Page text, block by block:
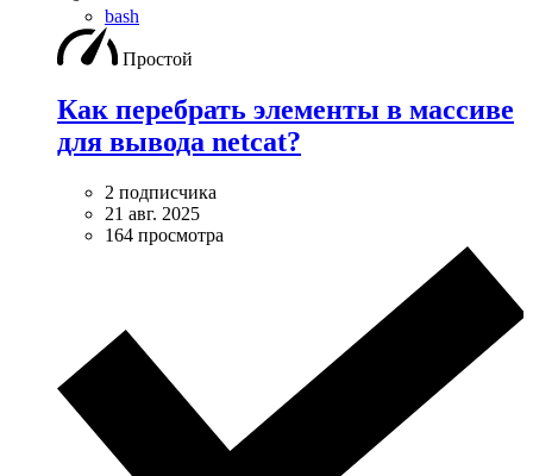
bash
Простой
Как перебрать элементы в массиве
для вывода netcat?
2 подписчика
21 авг. 2025
164 просмотра